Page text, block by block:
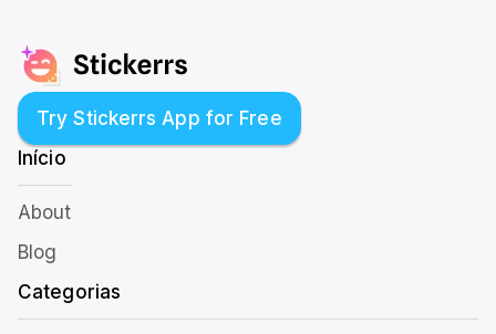
Try Stickerrs App for Free
Início
About
Blog
Categorias